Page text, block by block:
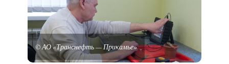
© АО «Транснефть — Прикамье»